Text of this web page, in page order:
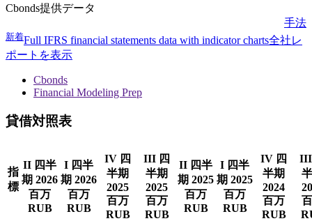
Cbonds提供データ
手法
新着Full IFRS financial statements data with indicator charts全社レ
ポートを表示
Cbonds
Financial Modeling Prep
貸借対照表
指
標
II 四半
期 2026
百万
RUB
I 四半
期 2026
百万
RUB
IV 四
半期
2025
百万
RUB
III 四
半期
2025
百万
RUB
II 四半
期 2025
百万
RUB
I 四半
期 2025
百万
RUB
IV 四
半期
2024
百万
RUB
III